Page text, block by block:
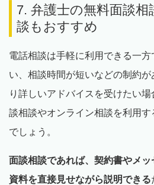
7. 弁護士の無料面談
談もおすすめ
電話相談は手軽に利用できる一
い、相談時間が短いなどの制約
り詳しいアドバイスを受けたい
談相談やオンライン相談を利用
でしょう。
面談相談であれば、契約書やメ
資料を直接見せながら説明できる